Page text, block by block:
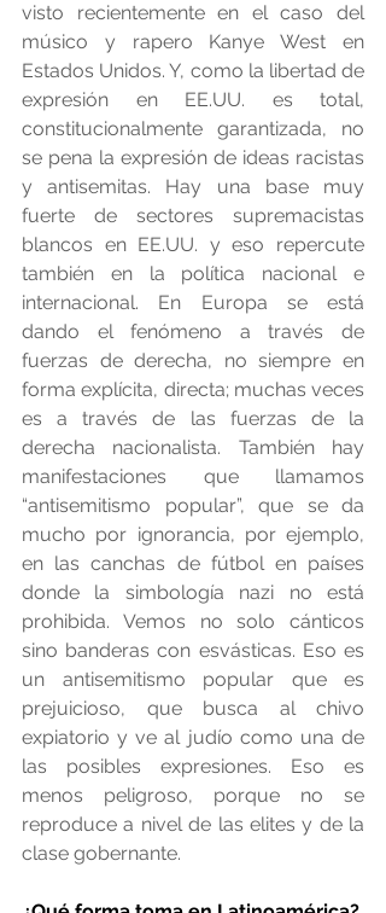
visto recientemente en el caso del
músico y rapero Kanye West en
Estados Unidos. Y, como la libertad de
expresión en EE.UU. es total,
constitucionalmente garantizada, no
se pena la expresión de ideas racistas
y antisemitas. Hay una base muy
fuerte de sectores supremacistas
blancos en EE.UU. y eso repercute
también en la política nacional e
internacional. En Europa se está
dando el fenómeno a través de
fuerzas de derecha, no siempre en
forma explícita, directa; muchas veces
es a través de las fuerzas de la
derecha nacionalista. También hay
manifestaciones que llamamos
“antisemitismo popular”, que se da
mucho por ignorancia, por ejemplo,
en las canchas de fútbol en países
donde la simbología nazi no está
prohibida. Vemos no solo cánticos
sino banderas con esvásticas. Eso es
un antisemitismo popular que es
prejuicioso, que busca al chivo
expiatorio y ve al judío como una de
las posibles expresiones. Eso es
menos peligroso, porque no se
reproduce a nivel de las elites y de la
clase gobernante.